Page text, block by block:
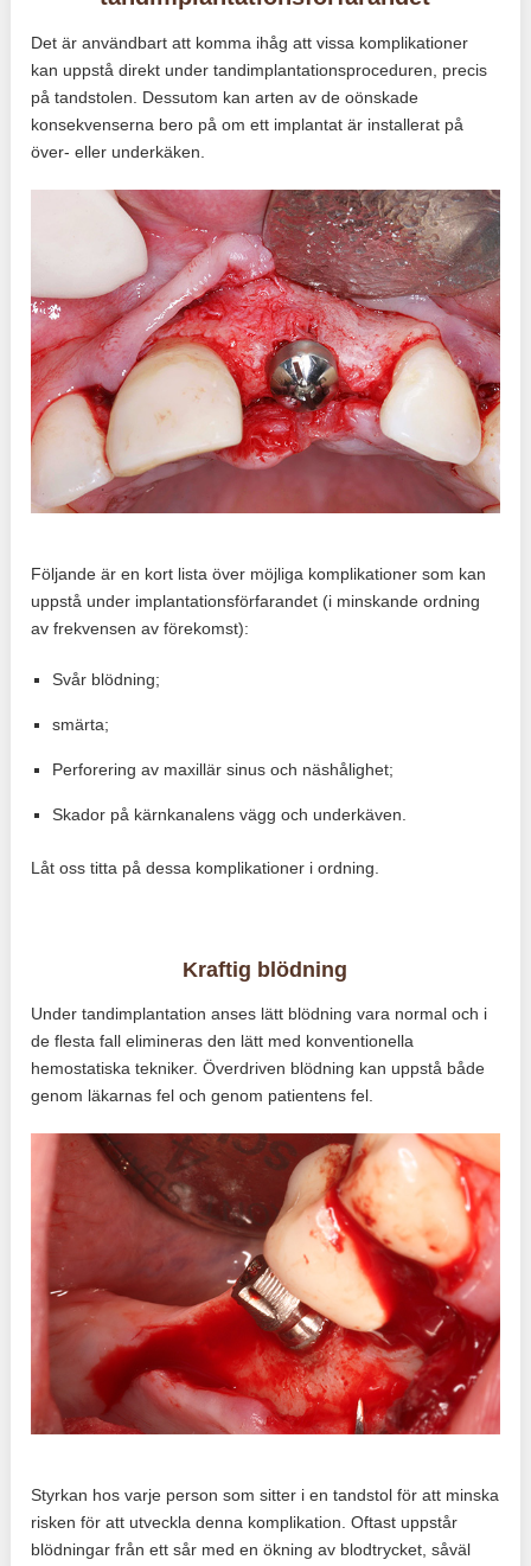
Det är användbart att komma ihåg att vissa komplikationer
kan uppstå direkt under tandimplantationsproceduren, precis
på tandstolen. Dessutom kan arten av de oönskade
konsekvenserna bero på om ett implantat är installerat på
över- eller underkäken.
Följande är en kort lista över möjliga komplikationer som kan
uppstå under implantationsförfarandet (i minskande ordning
av frekvensen av förekomst):
Svår blödning;
smärta;
Perforering av maxillär sinus och näshålighet;
Skador på kärnkanalens vägg och underkäven.
Låt oss titta på dessa komplikationer i ordning.
Kraftig blödning
Under tandimplantation anses lätt blödning vara normal och i
de flesta fall elimineras den lätt med konventionella
hemostatiska tekniker. Överdriven blödning kan uppstå både
genom läkarnas fel och genom patientens fel.
Styrkan hos varje person som sitter i en tandstol för att minska
risken för att utveckla denna komplikation. Oftast uppstår
blödningar från ett sår med en ökning av blodtrycket, såväl